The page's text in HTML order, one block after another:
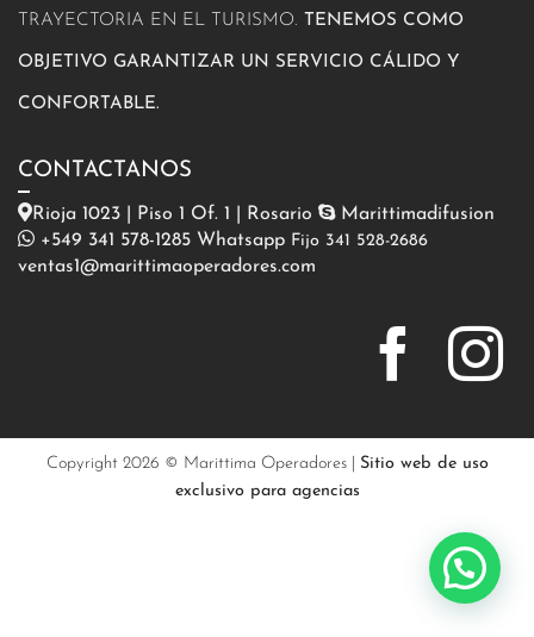
TRAYECTORIA EN EL TURISMO. TENEMOS COMO
OBJETIVO GARANTIZAR UN SERVICIO CÁLIDO Y
CONFORTABLE.
CONTACTANOS
Rioja 1023 | Piso 1 Of. 1 | Rosario
Marittimadifusion
+549 341 578-1285 Whatsapp Fijo 341 528-2686
ventas1@marittimaoperadores.com
Copyright 2026 © Marittima Operadores | Sitio web de uso
exclusivo para agencias